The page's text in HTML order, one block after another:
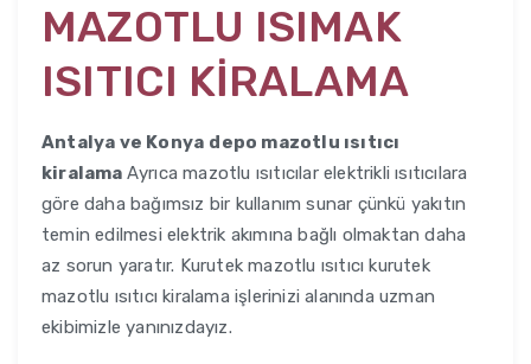
MAZOTLU ISIMAK
ISITICI KİRALAMA
Antalya ve Konya depo mazotlu ısıtıcı
kiralama Ayrıca mazotlu ısıtıcılar elektrikli ısıtıcılara
göre daha bağımsız bir kullanım sunar çünkü yakıtın
temin edilmesi elektrik akımına bağlı olmaktan daha
az sorun yaratır. Kurutek mazotlu ısıtıcı kurutek
mazotlu ısıtıcı kiralama işlerinizi alanında uzman
ekibimizle yanınızdayız.